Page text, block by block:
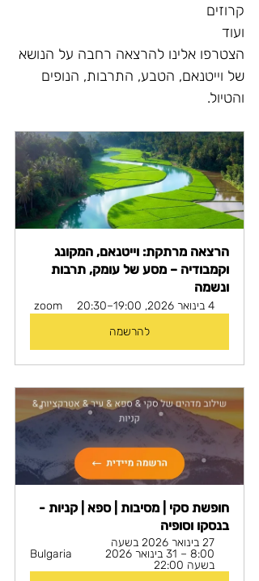
קרוזים
ועוד
הצטרפו אלינו להרצאה רחבה על הנושא
של וייטנאם, הטבע, התרבות, הנופים
והטיול.
הרצאה מרתקת: וייטנאם, המקונג
וקמבודיה – מסע של עומק, תרבות
ונשמה
4 בינואר 2026, 19:00–20:30
zoom
להרשמה
חופשת סקי | מסיבות | ספא | קניות -
בנסקו וסופיה
27 בינואר 2026 בשעה
בשעה 22:00
Bulgaria